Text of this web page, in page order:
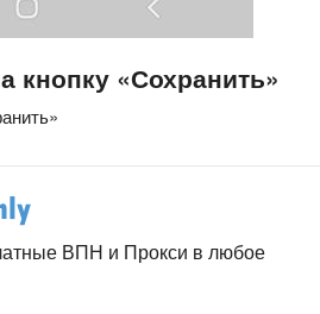
кнопку «Сохранить»
ВПН и Прокси в любое